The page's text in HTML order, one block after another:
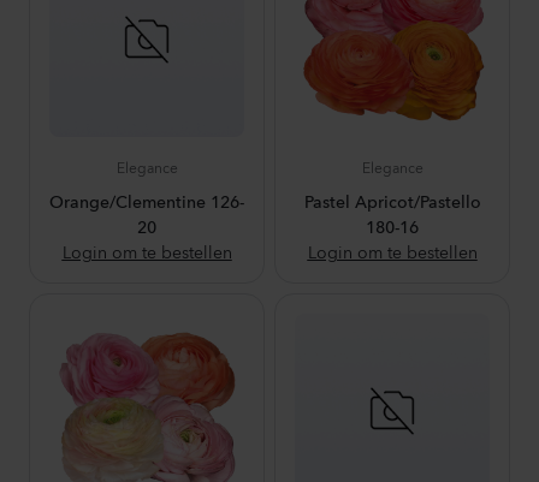
Elegance
Orange/Clementine 126-
20
Login om te bestellen
Elegance
Pastel Apricot/Pastello
180-16
Login om te bestellen